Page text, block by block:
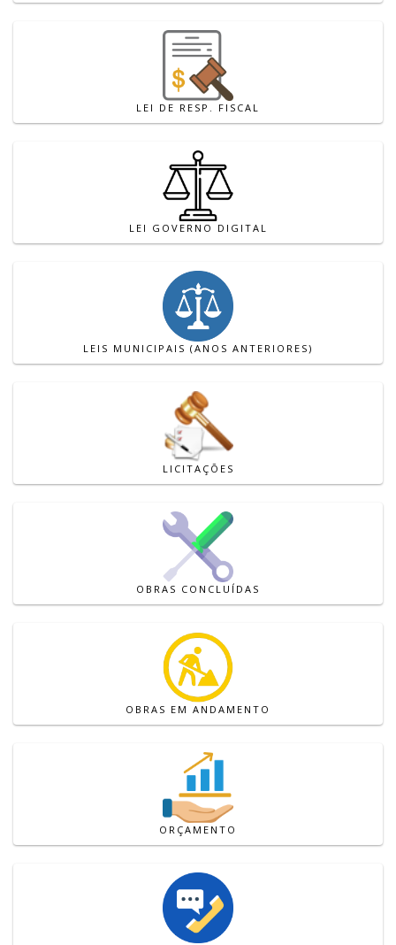
LEI DE RESP. FISCAL
LEI GOVERNO DIGITAL
LEIS MUNICIPAIS (ANOS ANTERIORES)
LICITAÇÕES
OBRAS CONCLUÍDAS
OBRAS EM ANDAMENTO
ORÇAMENTO